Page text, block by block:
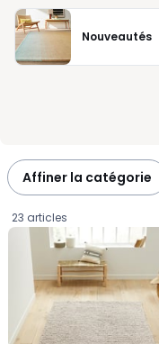
Nouveautés
Affiner la catégorie
23 articles